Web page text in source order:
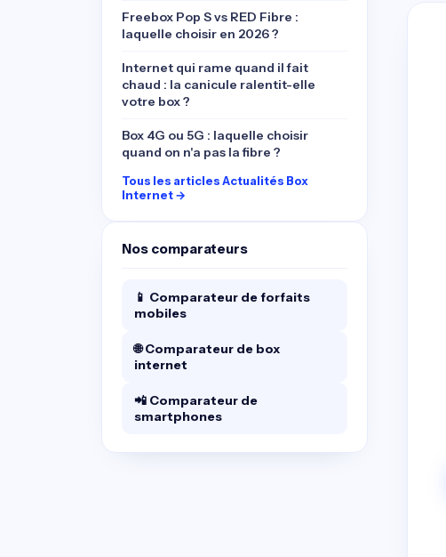
Freebox Pop S vs RED Fibre :
laquelle choisir en 2026 ?
Internet qui rame quand il fait
chaud : la canicule ralentit-elle
votre box ?
Box 4G ou 5G : laquelle choisir
quand on n'a pas la fibre ?
Tous les articles Actualités Box
Internet →
Nos comparateurs
📱 Comparateur de forfaits
mobiles
🌐 Comparateur de box
internet
📲 Comparateur de
smartphones